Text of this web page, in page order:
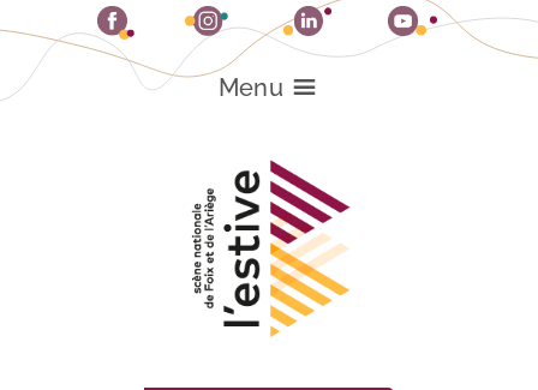
contenu
Menu